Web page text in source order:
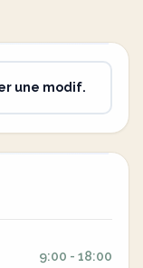
une modif.
9:00 - 18:00